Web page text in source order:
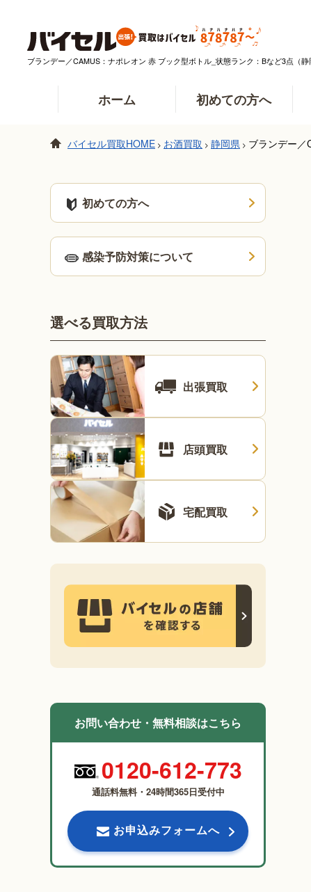
ブランデー／CAMUS：ナポレオン 赤 ブック型ボトル_状態ランク：Bなど3点（
ホーム 初めての方へ
バイセル買取HOME > お酒買取 > 静岡県 > ブランデー／
初めての方へ
感染予防対策について
選べる買取方法
出張買取
店頭買取
宅配買取
お問い合わせ・無料相談はこちら
0120-612-773
通話料無料・24時間365日受付中
お申込みフォームへ